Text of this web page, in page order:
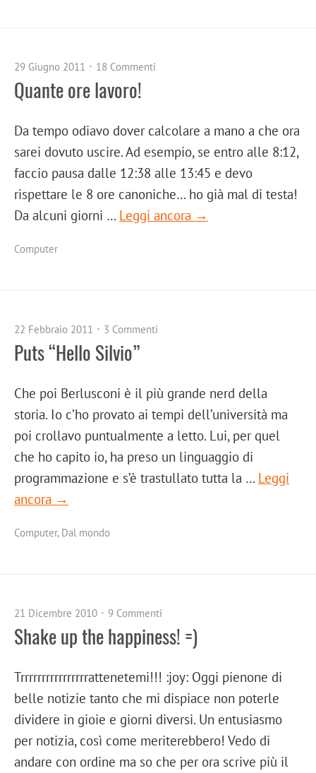
29 Giugno 2011 18 Commenti
Quante ore lavoro!
Da tempo odiavo dover calcolare a mano a che ora
sarei dovuto uscire. Ad esempio, se entro alle 8:12,
faccio pausa dalle 12:38 alle 13:45 e devo
rispettare le 8 ore canoniche… ho già mal di testa!
Da alcuni giorni … Leggi ancora →
Computer
22 Febbraio 2011 3 Commenti
Puts “Hello Silvio”
Che poi Berlusconi è il più grande nerd della
storia. Io c’ho provato ai tempi dell’università ma
poi crollavo puntualmente a letto. Lui, per quel
che ho capito io, ha preso un linguaggio di
programmazione e s’è trastullato tutta la … Leggi
ancora →
Computer, Dal mondo
21 Dicembre 2010 9 Commenti
Shake up the happiness! =)
Trrrrrrrrrrrrrrrrattenetemi!!! :joy: Oggi pienone di
belle notizie tanto che mi dispiace non poterle
dividere in gioie e giorni diversi. Un entusiasmo
per notizia, così come meriterebbero! Vedo di
andare con ordine ma so che per ora scrive più il